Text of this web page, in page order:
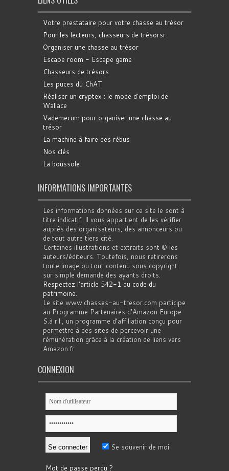
Votre prestataire pour votre chasse au trésor
Pour les lecteurs, chasseurs de trésorsr
Organiser une chasse au trésor
Escape room - Escape game
Chasseurs de trésors
Les puces du ChAT
Réaliser un cryptex : le mode d'emploi de
Wallace
Vademecum pour organiser une chasse au
trésor
La machine à faire des rébus
Nos clés
La boussole
INFORMATIONS IMPORTANTES
Les informations données sur ce site le sont à
titre indicatif. Il vous appartient de les vérifier
auprès des organisateurs, des annonceurs ou
de tout autre tiers cité.
Certaines illustrations et extraits sont © les
auteurs/éditeurs. Toutefois, nous retirerons
toute image ou tout contenu sous copyright
sur simple demande des ayants droits.
Respectez l'article 542-1 du code du
patrimoine.
Le site www.chasses-au-tresor.com participe
au Programme Partenaires d’Amazon Europe
S.à r.l., un programme d’affiliation conçu pour
permettre à des sites de percevoir une
rémunération grâce à la création de liens vers
Amazon.fr
CONNEXION
Se souvenir de moi
Mot de passe perdu ?